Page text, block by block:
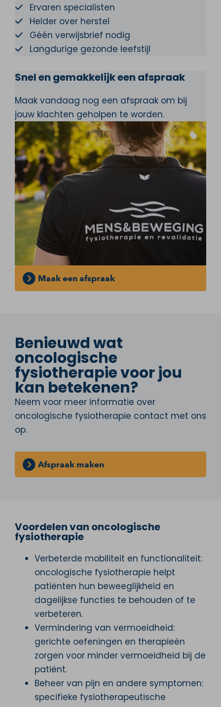
Ervaren specialisten
Helder over herstel
Géén verwijsbrief nodig
Langdurige gezonde leefstijl
Snel en gemakkelijk een afspraak
Maak vandaag nog een afspraak om bij
jouw klachten geholpen te worden.
Maak een afspraak
Benieuwd wat
oncologische
fysiotherapie voor jou
kan betekenen?
Neem voor meer informatie over
oncologische fysiotherapie contact met ons
op.
Afspraak maken
Voordelen van oncologische
fysiotherapie
Verbeterde mobiliteit en functionaliteit:
oncologische fysiotherapie helpt
patiënten hun beweeglijkheid en
dagelijkse functies te behouden of te
verbeteren.
Vermindering van vermoeidheid:
gerichte oefeningen en therapieën
zorgen voor minder vermoeidheid bij de
patiënt.
Beheer van pijn en andere symptomen:
specifieke fysiotherapeutische